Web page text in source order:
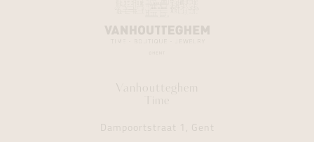
Vanhoutteghem
Time
Dampoortstraat 1, Gent